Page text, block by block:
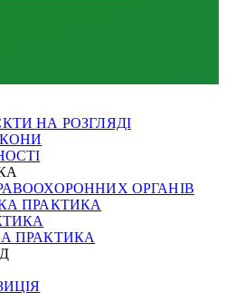
НА РОЗГЛЯДІ
ОРГАНІВ
ПРАКТИКА
ПРАКТИКА